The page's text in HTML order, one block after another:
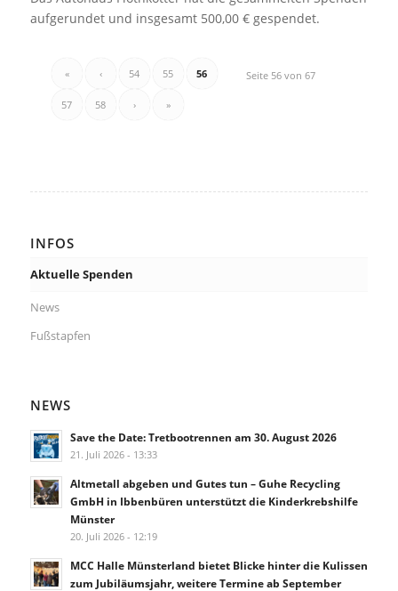
aufgerundet und insgesamt 500,00 € gespendet.
Seite 56 von 67
« ‹ 54 55 56
57 58 › »
INFOS
Aktuelle Spenden
News
Fußstapfen
NEWS
Save the Date: Tretbootrennen am 30. August 2026
21. Juli 2026 - 13:33
Altmetall abgeben und Gutes tun – Guhe Recycling
GmbH in Ibbenbüren unterstützt die Kinderkrebshilfe
Münster
20. Juli 2026 - 12:19
MCC Halle Münsterland bietet Blicke hinter die Kulissen
zum Jubiläumsjahr, weitere Termine ab September